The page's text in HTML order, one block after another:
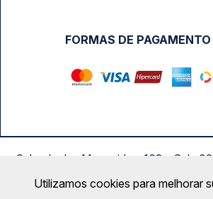
FORMAS DE PAGAMENTO
Calçada das Margaridas, 163 - Sala
Utilizamos cookies para melhorar